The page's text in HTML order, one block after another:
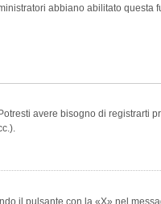
abbiano abilitato questa
avere bisogno di registrarti
il pulsante con la «X» nel